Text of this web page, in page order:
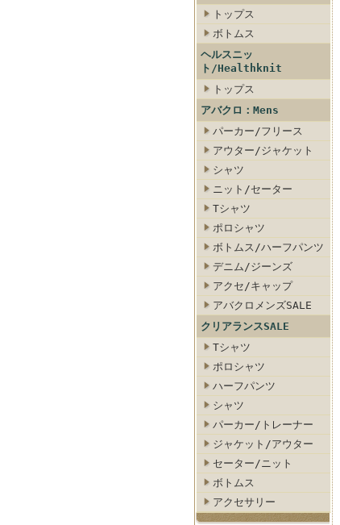
トップス
ボトムス
ヘルスニッ
ト/Healthknit
トップス
アバクロ：Mens
パーカー/フリース
アウター/ジャケット
シャツ
ニット/セーター
Tシャツ
ポロシャツ
ボトムス/ハーフパンツ
デニム/ジーンズ
アクセ/キャップ
アバクロメンズSALE
クリアランスSALE
Tシャツ
ポロシャツ
ハーフパンツ
シャツ
パーカー/トレーナー
ジャケット/アウター
セーター/ニット
ボトムス
アクセサリー